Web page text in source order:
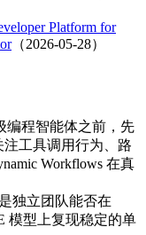
Platform for
（2026-05-28）
编程智能体之前，先
工具调用行为、路
Workflows 在真
独立团队能否在
模型上复现稳定的单